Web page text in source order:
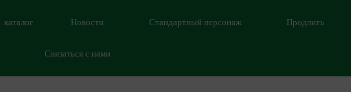
каталог Новости Стандартный персонаж Продлить
Связаться с нами